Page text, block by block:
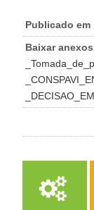
Publicado em
Baixar